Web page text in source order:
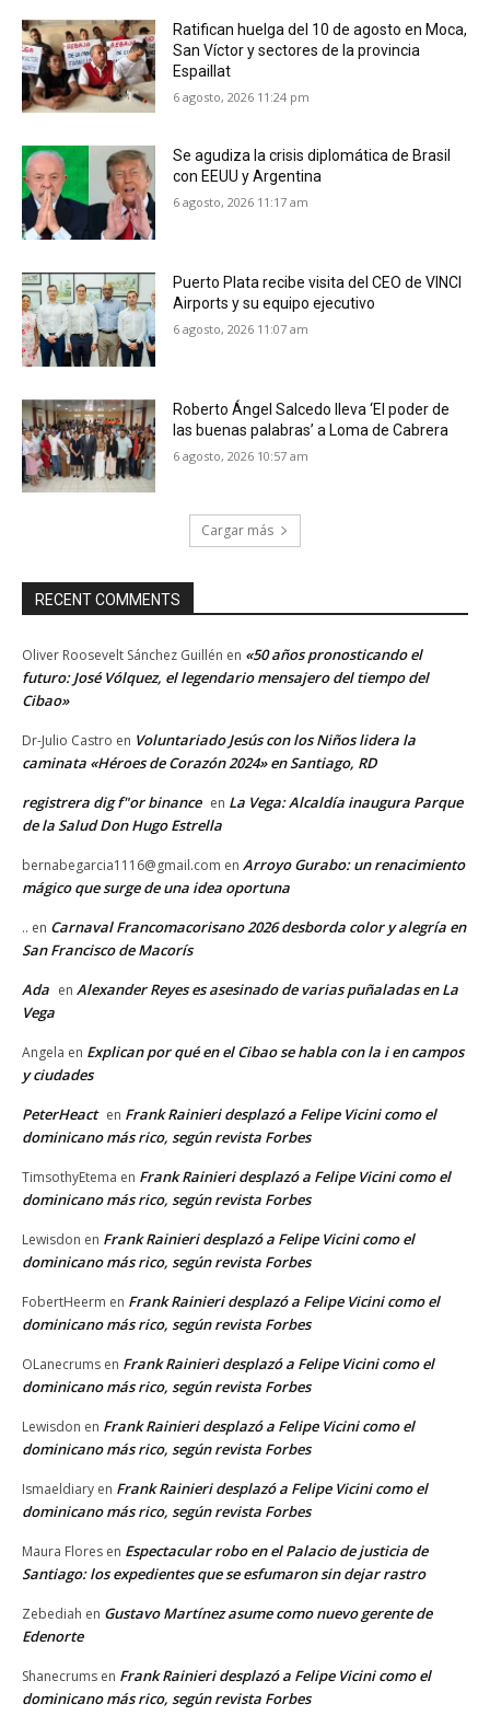
Ratifican huelga del 10 de agosto en Moca,
San Víctor y sectores de la provincia
Espaillat
6 agosto, 2026 11:24 pm
Se agudiza la crisis diplomática de Brasil
con EEUU y Argentina
6 agosto, 2026 11:17 am
Puerto Plata recibe visita del CEO de VINCI
Airports y su equipo ejecutivo
6 agosto, 2026 11:07 am
Roberto Ángel Salcedo lleva ‘El poder de
las buenas palabras’ a Loma de Cabrera
6 agosto, 2026 10:57 am
Cargar más
RECENT COMMENTS
Oliver Roosevelt Sánchez Guillén en «50 años pronosticando el
futuro: José Vólquez, el legendario mensajero del tiempo del
Cibao»
Dr-Julio Castro en Voluntariado Jesús con los Niños lidera la
caminata «Héroes de Corazón 2024» en Santiago, RD
registrera dig f"or binance en La Vega: Alcaldía inaugura Parque
de la Salud Don Hugo Estrella
bernabegarcia1116@gmail.com en Arroyo Gurabo: un renacimiento
mágico que surge de una idea oportuna
.. en Carnaval Francomacorisano 2026 desborda color y alegría en
San Francisco de Macorís
Ada en Alexander Reyes es asesinado de varias puñaladas en La
Vega
Angela en Explican por qué en el Cibao se habla con la i en campos
y ciudades
PeterHeact en Frank Rainieri desplazó a Felipe Vicini como el
dominicano más rico, según revista Forbes
TimsothyEtema en Frank Rainieri desplazó a Felipe Vicini como el
dominicano más rico, según revista Forbes
Lewisdon en Frank Rainieri desplazó a Felipe Vicini como el
dominicano más rico, según revista Forbes
FobertHeerm en Frank Rainieri desplazó a Felipe Vicini como el
dominicano más rico, según revista Forbes
OLanecrums en Frank Rainieri desplazó a Felipe Vicini como el
dominicano más rico, según revista Forbes
Lewisdon en Frank Rainieri desplazó a Felipe Vicini como el
dominicano más rico, según revista Forbes
Ismaeldiary en Frank Rainieri desplazó a Felipe Vicini como el
dominicano más rico, según revista Forbes
Maura Flores en Espectacular robo en el Palacio de justicia de
Santiago: los expedientes que se esfumaron sin dejar rastro
Zebediah en Gustavo Martínez asume como nuevo gerente de
Edenorte
Shanecrums en Frank Rainieri desplazó a Felipe Vicini como el
dominicano más rico, según revista Forbes